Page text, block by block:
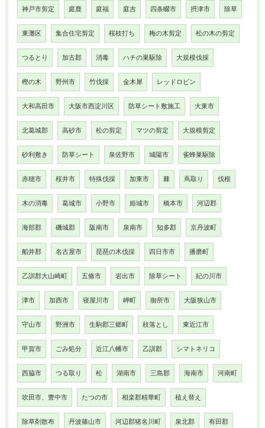
神戸市剪定 庭鹿 庭福 庭吉 四条畷市 摂津市 除草
東灘区 集合住宅剪定 桜枝打ち 梅の木剪定 松の木の剪定
つるとり 加古郡 消毒 ハチの巣駆除 大規模伐採
樫の木 野州市 竹伐採 金木犀 レッドロビン
大和高田市 大阪市西淀川区 防草シート敷施工 大東市
北葛城郡 高砂市 松の剪定 マツの剪定 大規模剪定
砂利敷き 防草シート 泉佐野市 城陽市 雀蜂巣駆除
赤穂市 桜井市 特殊伐採 加東市 棘 蔦取り 伐根
木の消毒 葛城市 小野市 姫城市 橋本市 河辺郡
海部郡 磯城郡 阪南市 泉南市 知多郡 京丹波町
船井郡 名古屋市 琵琶の木伐採 四日市市 播磨町
乙訓郡大山崎町 五條市 岩出市 除草シート 紀の川市
津市 加西市 寝屋川市 岬町 御所市 大阪狭山市
守山市 野洲市 生駒郡三郷町 枝落とし 東近江市
甲賀市 ごみ処分 近江八幡市 乙訓郡 シマトネリコ
西脇市 つる取り 松 湖南市 三島郡 海南市 河南町
吹田市、豊中市 たつの市 相楽郡精華町 植え替え
除草剤散布 丹波篠山市 河辺郡猪名川町 泉北郡 有田郡